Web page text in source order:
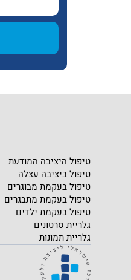
טיפול היציבה המודעת
טיפול ביציבה עצלה
טיפול בעקמת מבוגרים
טיפול בעקמת מתבגרים
טיפול בעקמת ילדים
גלריית סרטונים
גלריית תמונות